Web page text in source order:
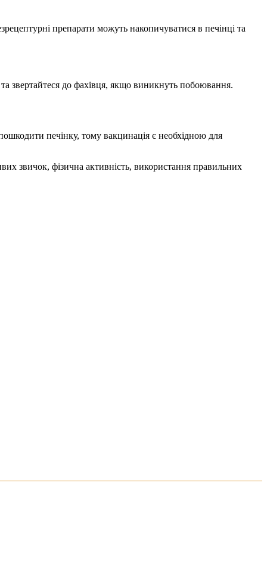
препарати можуть накопичуватися в печінці та
звертайтеся до фахівця, якщо виникнуть побоювання.
печінку, тому вакцинація є необхідною для
звичок, фізична активність, використання правильних